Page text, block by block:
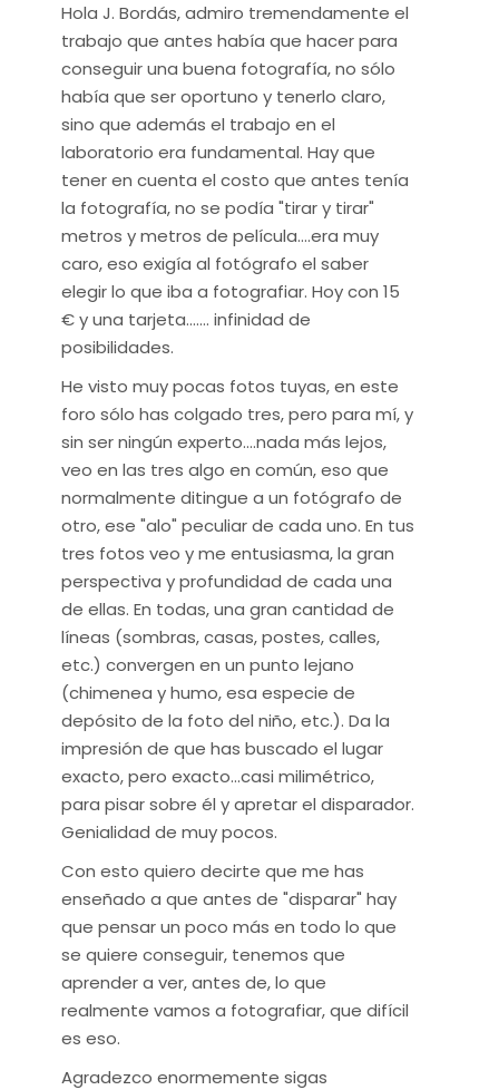
Hola J. Bordás, admiro tremendamente el
trabajo que antes había que hacer para
conseguir una buena fotografía, no sólo
había que ser oportuno y tenerlo claro,
sino que además el trabajo en el
laboratorio era fundamental. Hay que
tener en cuenta el costo que antes tenía
la fotografía, no se podía "tirar y tirar"
metros y metros de película....era muy
caro, eso exigía al fotógrafo el saber
elegir lo que iba a fotografiar. Hoy con 15
€ y una tarjeta....... infinidad de
posibilidades.
He visto muy pocas fotos tuyas, en este
foro sólo has colgado tres, pero para mí, y
sin ser ningún experto....nada más lejos,
veo en las tres algo en común, eso que
normalmente ditingue a un fotógrafo de
otro, ese "alo" peculiar de cada uno. En tus
tres fotos veo y me entusiasma, la gran
perspectiva y profundidad de cada una
de ellas. En todas, una gran cantidad de
líneas (sombras, casas, postes, calles,
etc.) convergen en un punto lejano
(chimenea y humo, esa especie de
depósito de la foto del niño, etc.). Da la
impresión de que has buscado el lugar
exacto, pero exacto...casi milimétrico,
para pisar sobre él y apretar el disparador.
Genialidad de muy pocos.
Con esto quiero decirte que me has
enseñado a que antes de "disparar" hay
que pensar un poco más en todo lo que
se quiere conseguir, tenemos que
aprender a ver, antes de, lo que
realmente vamos a fotografiar, que difícil
es eso.
Agradezco enormemente sigas